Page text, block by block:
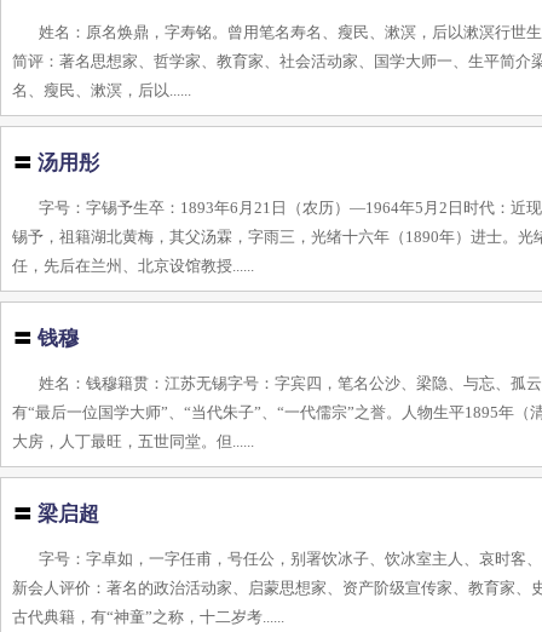
姓名：原名焕鼎，字寿铭。曾用笔名寿名、瘦民、漱溟，后以漱溟行世
简评：著名思想家、哲学家、教育家、社会活动家、国学大师一、生平简
名、瘦民、漱溟，后以......
〓汤用彤
字号：字锡予生卒：1893年6月21日（农历）—1964年5月2日时代：近
锡予，祖籍湖北黄梅，其父汤霖，字雨三，光绪十六年（1890年）进士。
任，先后在兰州、北京设馆教授......
〓钱穆
姓名：钱穆籍贯：江苏无锡字号：字宾四，笔名公沙、梁隐、与忘、孤
有“最后一位国学大师”、“当代朱子”、“一代儒宗”之誉。人物生平1895年
大房，人丁最旺，五世同堂。但......
〓梁启超
字号：字卓如，一字任甫，号任公，别署饮冰子、饮冰室主人、哀时客
新会人评价：著名的政治活动家、启蒙思想家、资产阶级宣传家、教育家
古代典籍，有“神童”之称，十二岁考......